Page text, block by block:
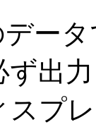
ー
出
プ